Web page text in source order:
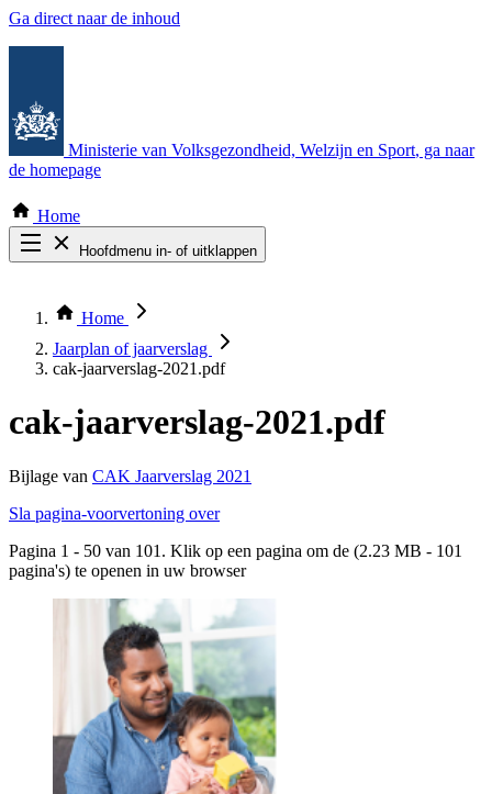
Ga direct naar de inhoud
Ministerie van Volksgezondheid, Welzijn en Sport, ga naar
de homepage
Home
Hoofdmenu in- of uitklappen
Thema COVID-19
Bekijk per bestuursorgaan
Home
Jaarplan of jaarverslag
cak-jaarverslag-2021.pdf
cak-jaarverslag-2021.pdf
Bijlage van CAK Jaarverslag 2021
Sla pagina-voorvertoning over
Pagina 1 - 50 van 101. Klik op een pagina om de (2.23 MB - 101
pagina's) te openen in uw browser